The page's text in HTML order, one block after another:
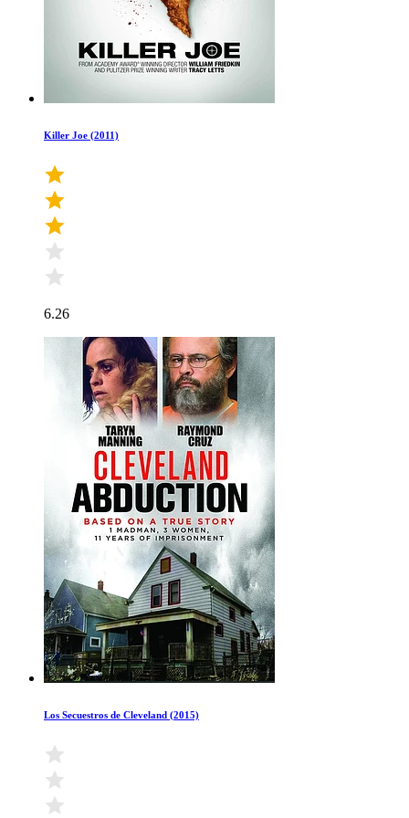
Killer Joe (2011)
6.26
Los Secuestros de Cleveland (2015)